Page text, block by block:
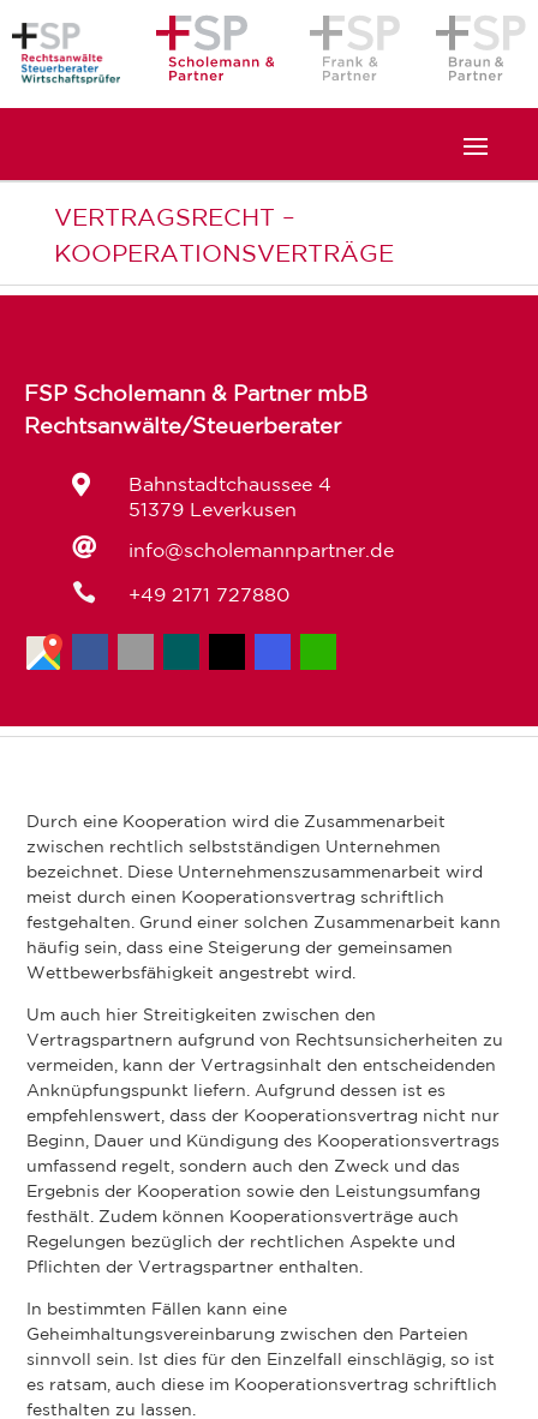
VERTRAGSRECHT –
KOOPERATIONSVERTRÄGE
FSP Scholemann & Partner mbB
Rechtsanwälte/Steuerberater

Bahnstadtchaussee 4
51379 Leverkusen
 info@scholemannpartner.de
 +49 2171 727880
Durch eine Kooperation wird die Zusammenarbeit
zwischen rechtlich selbstständigen Unternehmen
bezeichnet. Diese Unternehmenszusammenarbeit wird
meist durch einen Kooperationsvertrag schriftlich
festgehalten. Grund einer solchen Zusammenarbeit kann
häufig sein, dass eine Steigerung der gemeinsamen
Wettbewerbsfähigkeit angestrebt wird.
Um auch hier Streitigkeiten zwischen den
Vertragspartnern aufgrund von Rechtsunsicherheiten zu
vermeiden, kann der Vertragsinhalt den entscheidenden
Anknüpfungspunkt liefern. Aufgrund dessen ist es
empfehlenswert, dass der Kooperationsvertrag nicht nur
Beginn, Dauer und Kündigung des Kooperationsvertrags
umfassend regelt, sondern auch den Zweck und das
Ergebnis der Kooperation sowie den Leistungsumfang
festhält. Zudem können Kooperationsverträge auch
Regelungen bezüglich der rechtlichen Aspekte und
Pflichten der Vertragspartner enthalten.
In bestimmten Fällen kann eine
Geheimhaltungsvereinbarung zwischen den Parteien
sinnvoll sein. Ist dies für den Einzelfall einschlägig, so ist
es ratsam, auch diese im Kooperationsvertrag schriftlich
festhalten zu lassen.